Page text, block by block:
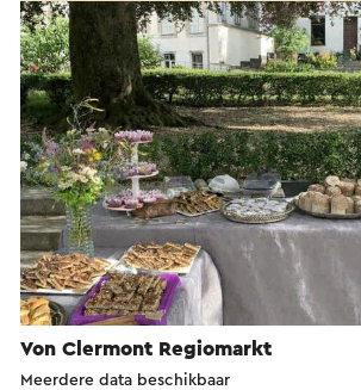
Von Clermont Regiomarkt
Meerdere data beschikbaar